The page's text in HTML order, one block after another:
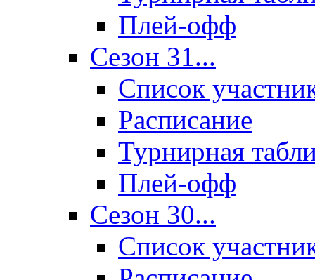
Плей-офф
Сезон 31...
Список
Расписание
Турнирная
Плей-офф
Сезон 30...
Список